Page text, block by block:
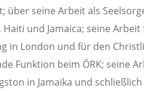
über seine Arbeit als
Haiti und Jamaica; seine
in London und für den
Funktion beim ÖRK; seine
in Jamaika und